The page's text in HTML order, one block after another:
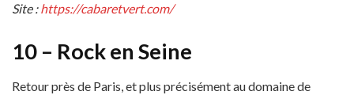
Site :https://cabaretvert.com/
10 – Rock en Seine
Retour près de Paris, et plus précisément au domaine de